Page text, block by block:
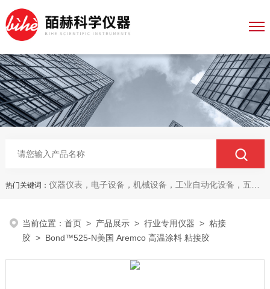
热门关键词： 仪器仪表，电子设备，机械设备，工业自动化设备，五金产品，电线电缆，金属材料，电子
当前位置：首页 > 产品展示 >行业专用仪器 >粘接
胶 > Bond™525-N美国 Aremco 高温涂料 粘接胶